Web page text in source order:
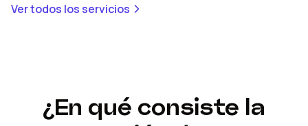
Ver todos los servicios
¿En qué consiste la